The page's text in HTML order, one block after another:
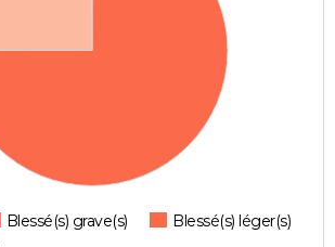
Blessé(s) grave(s)
Blessé(s) léger(s)